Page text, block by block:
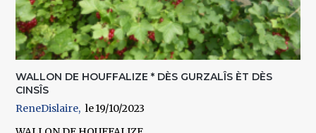
WALLON DE HOUFFALIZE * DÈS GURZALÎS ÈT DÈS
CINSÎS
ReneDislaire
19/10/2023